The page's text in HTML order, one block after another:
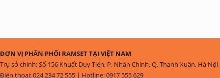
ĐƠN VỊ PHÂN PHỐI RAMSET TẠI VIỆT NAM
Trụ sở chính: Số 156 Khuất Duy Tiến, P. Nhân Chính, Q. Thanh Xuân, Hà Nội
Điện thoại: 024 234 72 555 | Hotline: 0917 555 629